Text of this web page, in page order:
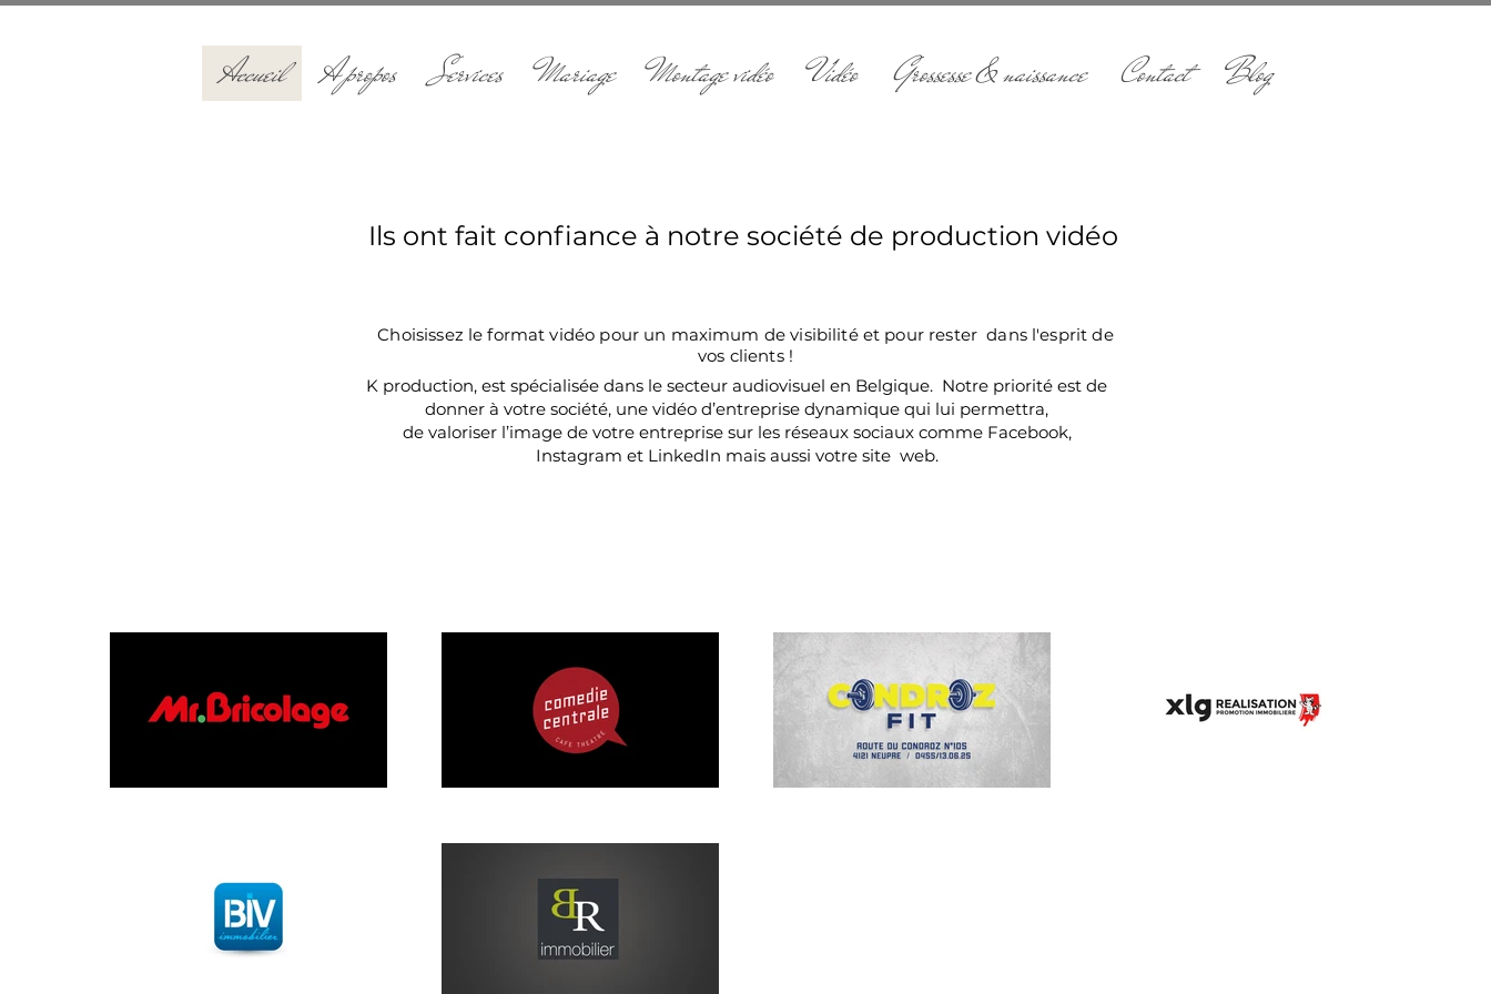
Accueil A propos Services Mariage Montage vidéo Vidéo Grossesse & naissance Contact Blog
Ils ont fait confiance à notre société de production vidéo
Choisissez le format vidéo pour un maximum de visibilité et pour rester dans l'esprit de
vos clients !
K production, est spécialisée dans le secteur audiovisuel en Belgique. Notre priorité est de
donner à votre société, une vidéo d’entreprise dynamique qui lui permettra,
de valoriser l’image de votre entreprise sur les réseaux sociaux comme Facebook,
Instagram et LinkedIn mais aussi votre site web.